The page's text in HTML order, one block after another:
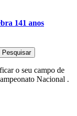
141 anos
o seu campo de
Nacional .